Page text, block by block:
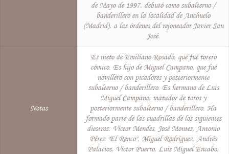
de Mayo de 1997, debutó como subalterno /
banderillero en la localidad de Anchuelo
(Madrid), a las órdenes del rejoneador Javier San
José.
Notas
Es nieto de Emiliano Rosado, que fué torero
cómico. Es hijo de Miguel Campano, que fué
novillero con picadores y posteriormente
subalterno / banderillero. Es hermano de Luis
Miguel Campano, matador de toros y
posteriormente subalterno / banderillero. Ha
formado parte de las cuadrillas de los siguientes
diestros: Víctor Mendes, José Montes, Antonio
Pérez "El Renco", Miguel Rodríguez, Andrés
Palacios, Víctor Puerto, Luís Miguel Encabo,